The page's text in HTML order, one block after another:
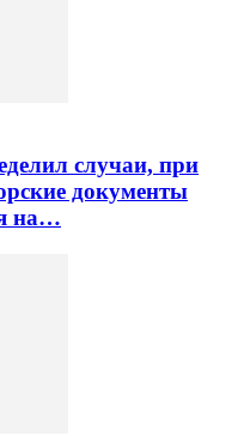
случаи, при
документы
на…